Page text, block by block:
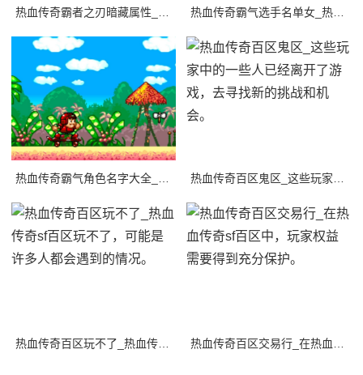
热血传奇霸者之刃暗藏属性_它拥有比其他任何武器更高的攻击力，初始重量也比其他武器 热血传奇霸气选手名单女_热血传奇是一款备受欢迎的游戏，游戏中有许多优秀的选手。
热血传奇百区玩不了_热血传奇sf百区玩不了，可能是许多人都会遇到的情况。 热血传奇百区交易行_在热血传奇sf百区中，玩家权益需要得到充分保护。